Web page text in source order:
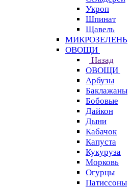
Укроп
Шпинат
Щавель
МИКРОЗЕЛЕНЬ
ОВОЩИ
Назад
ОВОЩИ
Арбузы
Баклажаны
Бобовые
Дайкон
Дыни
Кабачок
Капуста
Кукуруза
Морковь
Огурцы
Патиссоны